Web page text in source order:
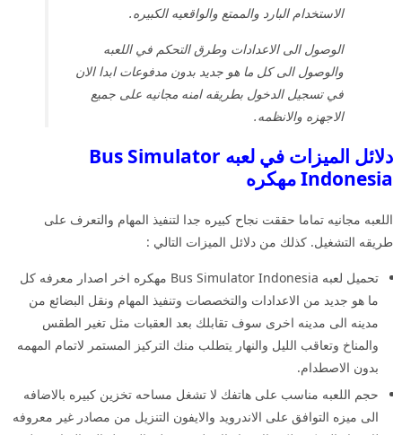
الاستخدام البارد والممتع والواقعيه الكبيره.
الوصول الى الاعدادات وطرق التحكم في اللعبه
والوصول الى كل ما هو جديد بدون مدفوعات ابدا الان
في تسجيل الدخول بطريقه امنه مجانيه على جميع
الاجهزه والانظمه.
دلائل الميزات في لعبه Bus Simulator
Indonesia مهكره
اللعبه مجانيه تماما حققت نجاح كبيره جدا لتنفيذ المهام والتعرف على
طريقه التشغيل. كذلك من دلائل الميزات التالي :
تحميل لعبه Bus Simulator Indonesia مهكره اخر اصدار معرفه كل
ما هو جديد من الاعدادات والتخصصات وتنفيذ المهام ونقل البضائع من
مدينه الى مدينه اخرى سوف تقابلك بعد العقبات مثل تغير الطقس
والمناخ وتعاقب الليل والنهار يتطلب منك التركيز المستمر لاتمام المهمه
بدون الاصطدام.
حجم اللعبه مناسب على هاتفك لا تشغل مساحه تخزين كبيره بالاضافه
الى ميزه التوافق على الاندرويد والايفون التنزيل من مصادر غير معروفه